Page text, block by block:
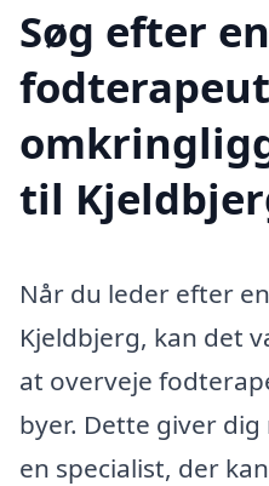
Søg efter
til
Når du leder efter
Kjeldbjerg, kan det
at overveje
byer. Dette giver
en specialist, der